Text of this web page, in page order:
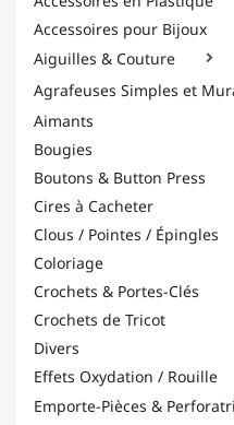
Accessoires pour Bijoux
Aiguilles & Couture

Agrafeuses Simples et
Aimants
Bougies
Boutons & Button Press
Cires à Cacheter
Clous / Pointes / Épingles
Coloriage
Crochets & Portes-Clés
Crochets de Tricot
Divers
Effets Oxydation / Rouille
Emporte-Pièces &